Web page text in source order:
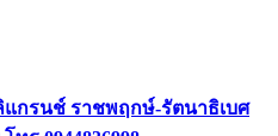
กรนช์ ราชพฤกษ์-รัตนาธิเบศ